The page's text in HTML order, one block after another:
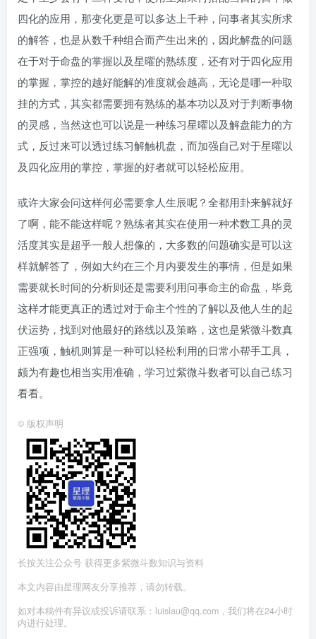
四化的应用，那变化更是可以多达上千种，问事者其实所求
的解答，也是从数千种组合而产生出来的，因此解盘的问题
在于对于命盘的掌握以及星曜的熟练度，还有对于四化应用
的掌握，掌控的越好能解的准度就会越高，无论是哪一种取
挂的方式，其实都需要拥有熟练的基本功以及对于判断事物
的灵感，当然这也可以说是一种练习星曜以及解盘能力的方
式，反过来可以透过练习解触机盘，而加强自己对于星曜以
及四化应用的掌控，掌握的好者就可以轻松应用。
或许大家会问这样何必需要拿人生辰呢？全都用卦来解就好
了啊，能不能这样呢？熟练者其实在使用一种术数工具的灵
活度其实是超乎一般人想像的，大多数的问题确实是可以这
样就解答了，例如大约在三个月内要发生的事情，但是如果
需要就长时间的分析则还是需要利用问事命主的命盘，毕竟
这样才能更真正的透过对于命主个性的了解以及他人生的起
伏运势，找到对他最好的路线以及策略，这也是紫微斗数真
正强项，触机则算是一种可以轻松利用的日常小帮手工具，
颇为有趣也相当实用准确，学习过紫微斗数者可以自己练习
看看。
© 版权声明
长按关注公众号 获得更多紫微斗数知识与资料
本文内容由星理网友分享推荐，请勿转载。
如对本稿件有异议或投诉请联系：luislau@qq.com，我们将在24小时
内进行处理。